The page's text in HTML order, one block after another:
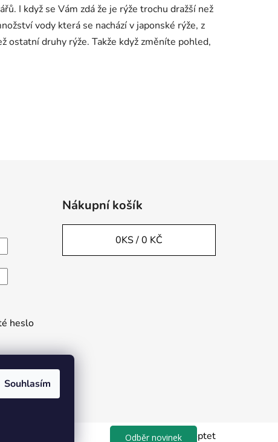
Souhlasím
I když se Vám zdá že je rýže trochu dražší než
vody která se nachází v japonské rýže, z
ostatní druhy rýže. Takže když změníte pohled,
heslo
Nákupní košík
0KS /0 KČ
Vytvořil Shoptet
Odběr novinek